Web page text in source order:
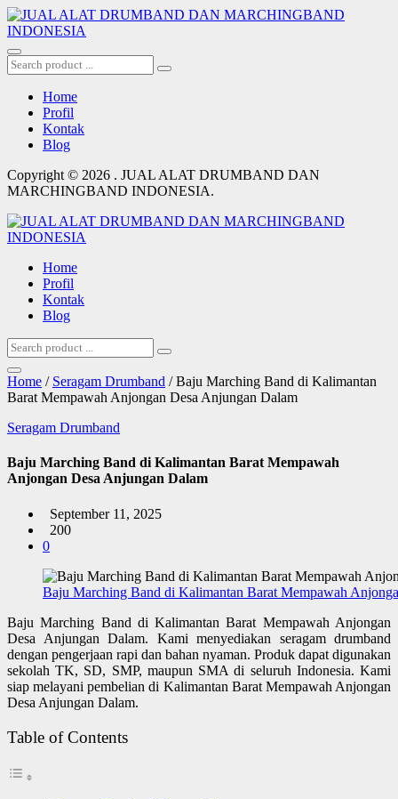
Home
Profil
Kontak
Blog
Copyright © 2026 . JUAL ALAT DRUMBAND DAN
MARCHINGBAND INDONESIA.
Home
Profil
Kontak
Blog
Home / Seragam Drumband / Baju Marching Band di Kalimantan
Barat Mempawah Anjongan Desa Anjungan Dalam
Seragam Drumband
Baju Marching Band di Kalimantan Barat Mempawah
Anjongan Desa Anjungan Dalam
September 11, 2025
200
0
Baju Marching Band di Kalimantan Barat Mempawah
Baju Marching Band di Kalimantan Barat Mempawah Anjongan
Desa Anjungan Dalam. Kami menyediakan seragam drumband
dengan pengerjaan rapi dan bahan nyaman. Produk dapat digunakan
sekolah TK, SD, SMP, maupun SMA di seluruh Indonesia. Kami
siap melayani pembelian di Kalimantan Barat Mempawah Anjongan
Desa Anjungan Dalam.
Table of Contents